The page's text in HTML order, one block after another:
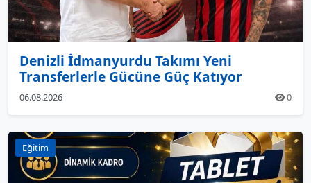
Denizli İdmanyurdu Takımı Yeni
Transferlerle Gücüne Güç Katıyor
06.08.2026 0
Eğitim